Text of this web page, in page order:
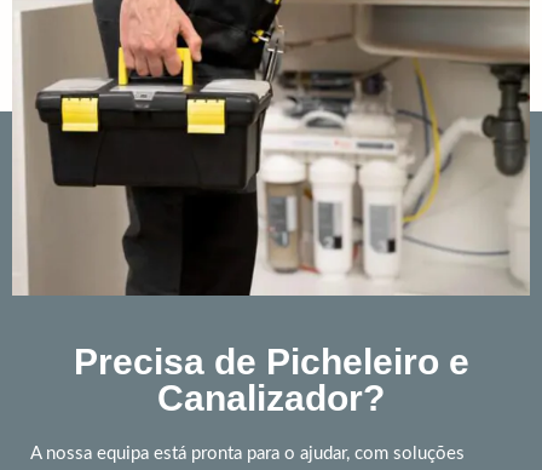
Precisa de Picheleiro e
Canalizador?
A nossa equipa está pronta para o ajudar, com soluções